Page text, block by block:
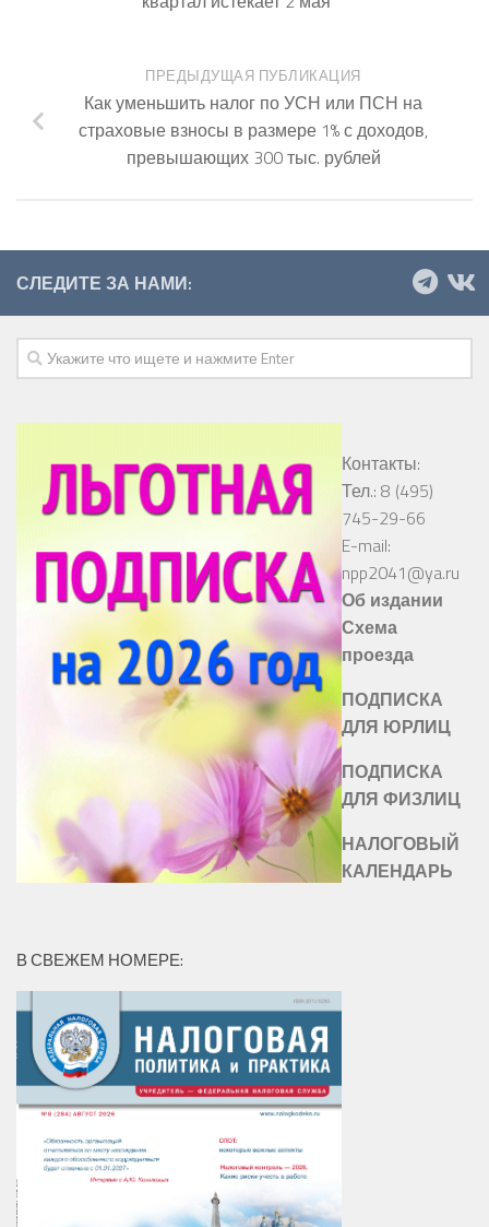
ПРЕДЫДУЩАЯ ПУБЛИКАЦИЯ
Как уменьшить налог по УСН или ПСН на
страховые взносы в размере 1% с доходов,
превышающих 300 тыс. рублей
СЛЕДИТЕ ЗА НАМИ:
Контакты:
Тел.: 8 (495)
745-29-66
E-mail:
npp2041@ya.ru
Об издании
Схема
проезда
ПОДПИСКА
ДЛЯ ЮРЛИЦ
ПОДПИСКА
ДЛЯ ФИЗЛИЦ
НАЛОГОВЫЙ
КАЛЕНДАРЬ
В СВЕЖЕМ НОМЕРЕ: